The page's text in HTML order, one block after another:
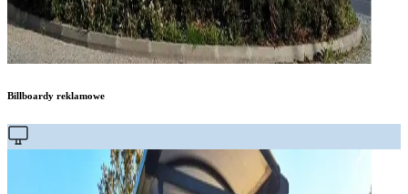
Billboardy reklamowe